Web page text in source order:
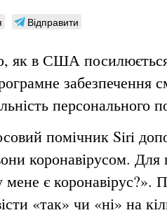
Відправити
як в США
забезпечення
персонального
помічник Siri
коронавірусом.
є коронавірус?».
«так» чи «ні» на